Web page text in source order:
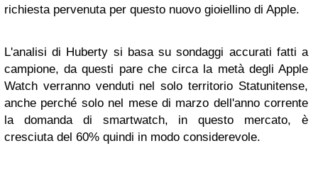
richiesta pervenuta per questo nuovo gioiellino di Apple.
L'analisi di Huberty si basa su sondaggi accurati fatti a
campione, da questi pare che circa la metà degli Apple
Watch verranno venduti nel solo territorio Statunitense,
anche perché solo nel mese di marzo dell'anno corrente
la domanda di smartwatch, in questo mercato, è
cresciuta del 60% quindi in modo considerevole.